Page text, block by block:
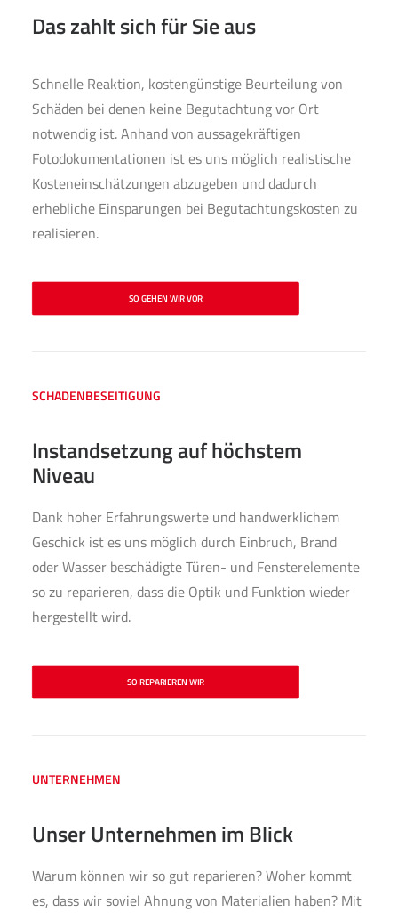
SCHADENBESEITIGUNG
Instandsetzung auf höchstem
Niveau
Dank hoher Erfahrungswerte und handwerklichem
Geschick ist es uns möglich durch Einbruch, Brand
oder Wasser beschädigte Türen- und Fensterelemente
so zu reparieren, dass die Optik und Funktion wieder
hergestellt wird.
SO REPARIEREN WIR
Das zahlt sich für Sie aus
Schnelle Reaktion, kostengünstige Beurteilung von
Schäden bei denen keine Begutachtung vor Ort
notwendig ist. Anhand von aussagekräftigen
Fotodokumentationen ist es uns möglich realistische
Kosteneinschätzungen abzugeben und dadurch
erhebliche Einsparungen bei Begutachtungskosten zu
realisieren.
SO GEHEN WIR VOR
UNTERNEHMEN
Unser Unternehmen im Blick
Warum können wir so gut reparieren? Woher kommt
es, dass wir soviel Ahnung von Materialien haben? Mit